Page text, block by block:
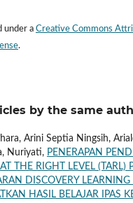
under a Creative Commons
.
by the same
Arini Septia Ningsih,
Nuriyati, PENERAPAN
AT THE RIGHT LEVEL (TARL)
DISCOVERY
HASIL BELAJAR IPAS